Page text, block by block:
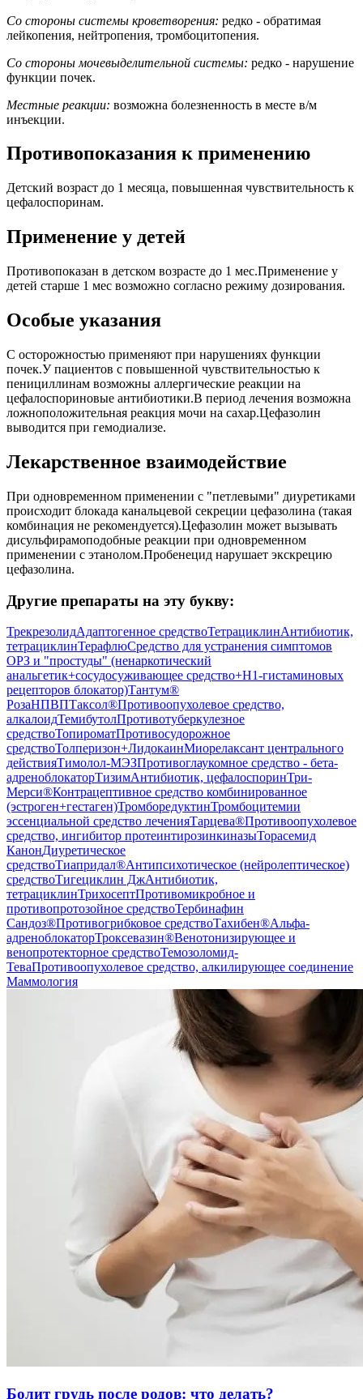
Со стороны системы кроветворения: редко - обратимая
лейкопения, нейтропения, тромбоцитопения.
Со стороны мочевыделительной системы: редко - нарушение
функции почек.
Местные реакции: возможна болезненность в месте в/м
инъекции.
Противопоказания к применению
Детский возраст до 1 месяца, повышенная чувствительность к
цефалоспоринам.
Применение у детей
Противопоказан в детском возрасте до 1 мес.Применение у
детей старше 1 мес возможно согласно режиму дозирования.
Особые указания
С осторожностью применяют при нарушениях функции
почек.У пациентов с повышенной чувствительностью к
пенициллинам возможны аллергические реакции на
цефалоспориновые антибиотики.В период лечения возможна
ложноположительная реакция мочи на сахар.Цефазолин
выводится при гемодиализе.
Лекарственное взаимодействие
При одновременном применении с "петлевыми" диуретиками
происходит блокада канальцевой секреции цефазолина (такая
комбинация не рекомендуется).Цефазолин может вызывать
дисульфирамоподобные реакции при одновременном
применении с этанолом.Пробенецид нарушает экскрецию
цефазолина.
Другие препараты на эту букву:
ТрекрезолидАдаптогенное средствоТетрациклинАнтибиотик,
тетрациклинТерафлюСредство для устранения симптомов
ОРЗ и "простуды" (ненаркотический
анальгетик+сосудосуживающее средство+H1-гистаминовых
рецепторов блокатор)Тантум®
РозаНПВПТаксол®Противоопухолевое средство,
алкалоидТемибутолПротивотуберкулезное
средствоТопироматПротивосудорожное
средствоТолперизон+ЛидокаинМиорелаксант центрального
действияТимолол-МЭЗПротивоглаукомное средство - бета-
адреноблокаторТизимАнтибиотик, цефалоспоринТри-
Мерси®Контрацептивное средство комбинированное
(эстроген+гестаген)ТромборедуктинТромбоцитемии
эссенциальной средство леченияТарцева®Противоопухолевое
средство, ингибитор протеинтирозинкиназыТорасемид
КанонДиуретическое
средствоТиапридал®Антипсихотическое (нейролептическое)
средствоТигециклин ДжАнтибиотик,
тетрациклинТрихосептПротивомикробное и
противопротозойное средствоТербинафин
Сандоз®Противогрибковое средствоТахибен®Альфа-
адреноблокаторТроксевазин®Венотонизирующее и
венопротекторное средствоТемозоломид-
ТеваПротивоопухолевое средство, алкилирующее соединение
Маммология
Болит грудь после родов: что делать?